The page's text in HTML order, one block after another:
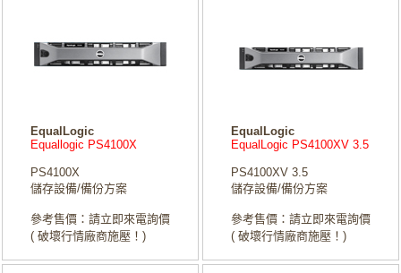
EqualLogic
Equallogic PS4100X
PS4100X
儲存設備/備份方案
參考售價：請立即來電詢價
( 破壞行情廠商施壓！)
EqualLogic
EqualLogic PS4100XV 3.5
PS4100XV 3.5
儲存設備/備份方案
參考售價：請立即來電詢價
( 破壞行情廠商施壓！)